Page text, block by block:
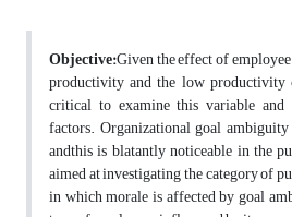
Objective:Given the effect of
productivity and the low
critical to examine this variable
factors. Organizational goal
andthis is blatantly noticeable in the
aimed at investigating the category of
in which morale is affected by goal